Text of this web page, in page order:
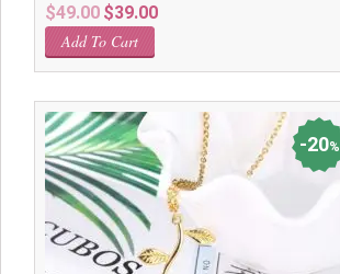
$49.00 Original
price
was:
$39.00Current
Add To Cart
20%